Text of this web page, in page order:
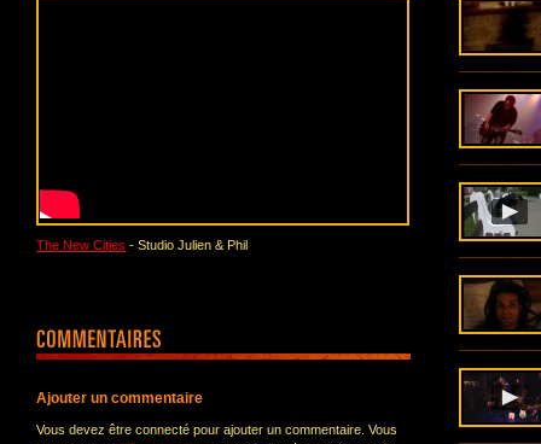
The New Cities - Studio Julien & Phil
Ajouter un commentaire
Vous devez être connecté pour ajouter un commentaire. Vous